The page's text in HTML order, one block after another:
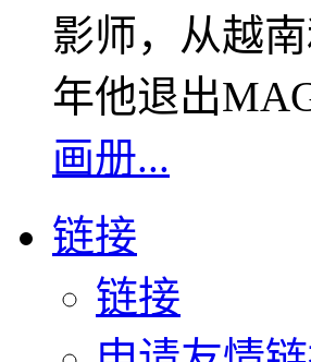
影师，从越
年他退出
画册...
链接
链接